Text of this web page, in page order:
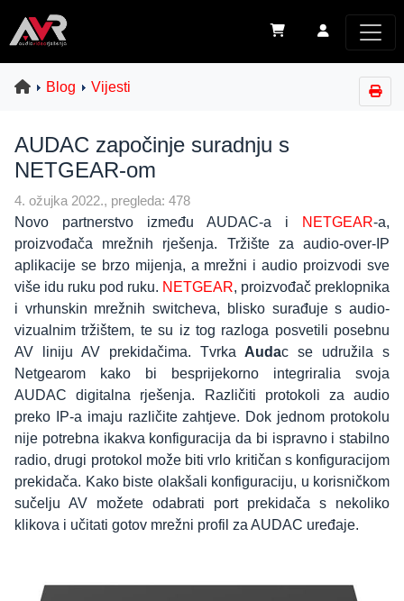
Blog Vijesti
AUDAC započinje suradnju s
NETGEAR-om
4. ožujka 2022., pregleda: 478
Novo partnerstvo između AUDAC-a i NETGEAR-a,
proizvođača mrežnih rješenja. Tržište za audio-over-IP
aplikacije se brzo mijenja, a mrežni i audio proizvodi sve
više idu ruku pod ruku. NETGEAR, proizvođač preklopnika
i vrhunskin mrežnih switcheva, blisko surađuje s audio-
vizualnim tržištem, te su iz tog razloga posvetili posebnu
AV liniju AV prekidačima. Tvrka Audac se udružila s
Netgearom kako bi besprijekorno integriralia svoja
AUDAC digitalna rješenja. Različiti protokoli za audio
preko IP-a imaju različite zahtjeve. Dok jednom protokolu
nije potrebna ikakva konfiguracija da bi ispravno i stabilno
radio, drugi protokol može biti vrlo kritičan s konfiguracijom
prekidača. Kako biste olakšali konfiguraciju, u korisničkom
sučelju AV možete odabrati port prekidača s nekoliko
klikova i učitati gotov mrežni profil za AUDAC uređaje.